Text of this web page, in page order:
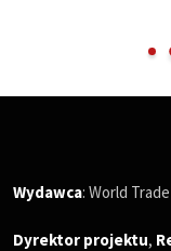
Wydawca: World
Dyrektor projektu,